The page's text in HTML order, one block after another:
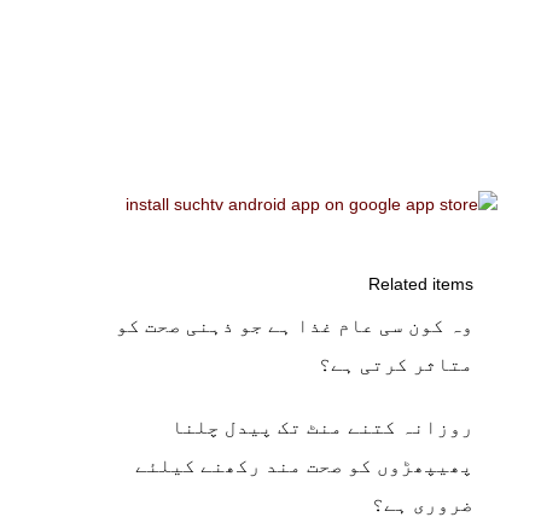
Related items
وہ کون سی عام غذا ہے جو ذہنی صحت کو
متاثر کرتی ہے؟
روزانہ کتنے منٹ تک پیدل چلنا
پھیپھڑوں کو صحت مند رکھنے کیلئے
ضروری ہے؟